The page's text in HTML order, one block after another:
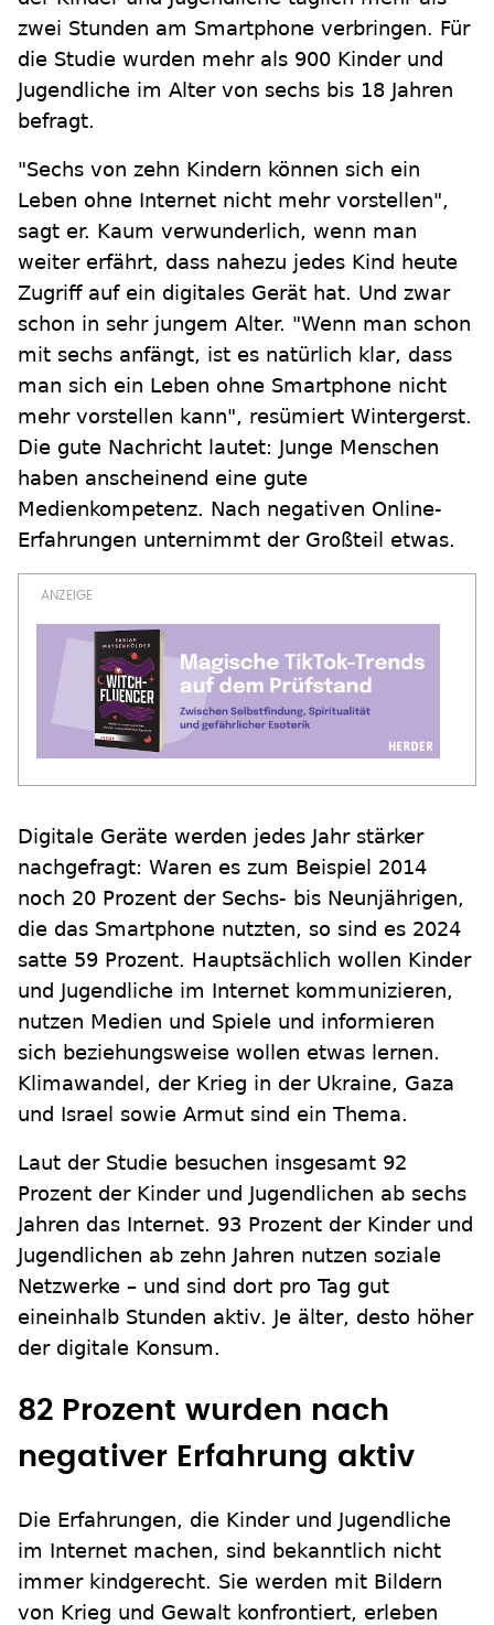
zwei Stunden am Smartphone verbringen. Für
die Studie wurden mehr als 900 Kinder und
Jugendliche im Alter von sechs bis 18 Jahren
befragt.
"Sechs von zehn Kindern können sich ein
Leben ohne Internet nicht mehr vorstellen",
sagt er. Kaum verwunderlich, wenn man
weiter erfährt, dass nahezu jedes Kind heute
Zugriff auf ein digitales Gerät hat. Und zwar
schon in sehr jungem Alter. "Wenn man schon
mit sechs anfängt, ist es natürlich klar, dass
man sich ein Leben ohne Smartphone nicht
mehr vorstellen kann", resümiert Wintergerst.
Die gute Nachricht lautet: Junge Menschen
haben anscheinend eine gute
Medienkompetenz. Nach negativen Online-
Erfahrungen unternimmt der Großteil etwas.
Digitale Geräte werden jedes Jahr stärker
nachgefragt: Waren es zum Beispiel 2014
noch 20 Prozent der Sechs- bis Neunjährigen,
die das Smartphone nutzten, so sind es 2024
satte 59 Prozent. Hauptsächlich wollen Kinder
und Jugendliche im Internet kommunizieren,
nutzen Medien und Spiele und informieren
sich beziehungsweise wollen etwas lernen.
Klimawandel, der Krieg in der Ukraine, Gaza
und Israel sowie Armut sind ein Thema.
Laut der Studie besuchen insgesamt 92
Prozent der Kinder und Jugendlichen ab sechs
Jahren das Internet. 93 Prozent der Kinder und
Jugendlichen ab zehn Jahren nutzen soziale
Netzwerke – und sind dort pro Tag gut
eineinhalb Stunden aktiv. Je älter, desto höher
der digitale Konsum.
82 Prozent wurden nach
negativer Erfahrung aktiv
Die Erfahrungen, die Kinder und Jugendliche
im Internet machen, sind bekanntlich nicht
immer kindgerecht. Sie werden mit Bildern
von Krieg und Gewalt konfrontiert, erleben